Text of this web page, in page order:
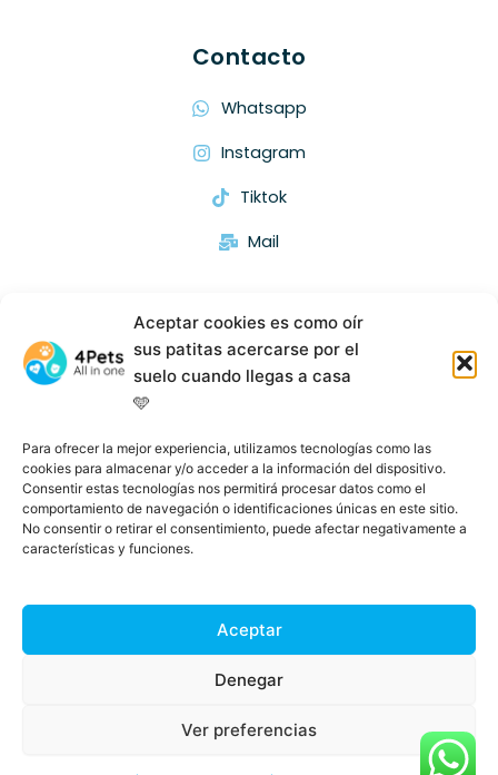
Aceptar cookies es como oír
sus patitas acercarse por el
suelo cuando llegas a casa
🩵
Para ofrecer la mejor experiencia, utilizamos tecnologías como las
cookies para almacenar y/o acceder a la información del dispositivo.
Consentir estas tecnologías nos permitirá procesar datos como el
comportamiento de navegación o identificaciones únicas en este sitio.
No consentir o retirar el consentimiento, puede afectar negativamente a
características y funciones.
Aceptar
Denegar
Ver preferencias
Contacto
Whatsapp
Instagram
Tiktok
Mail
Descargar App
Descargar en iOS
Descargar en Android